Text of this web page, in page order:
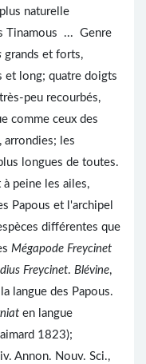
naturelle
Tinamous ... Genre
grands et forts,
et long; quatre doigts
peu recourbés,
comme ceux des
arrondies; les
longues de toutes.
peine les ailes,
Papous et l'archipel
différentes que
Mégapode Freycinet
Freycinet. Blévine,
langue des Papous.
en langue
1823);
Annon. Nouv. Sci.,